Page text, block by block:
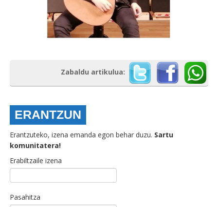
Zabaldu artikulua:
ERANTZUN
Erantzuteko, izena emanda egon behar duzu. Sartu
komunitatera!
Erabiltzaile izena
Pasahitza